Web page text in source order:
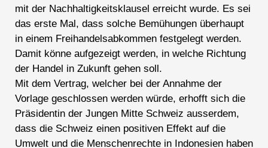
mit der Nachhaltigkeitsklausel erreicht wurde. Es sei
das erste Mal, dass solche Bemühungen überhaupt
in einem Freihandelsabkommen festgelegt werden.
Damit könne aufgezeigt werden, in welche Richtung
der Handel in Zukunft gehen soll.
Mit dem Vertrag, welcher bei der Annahme der
Vorlage geschlossen werden würde, erhofft sich die
Präsidentin der Jungen Mitte Schweiz ausserdem,
dass die Schweiz einen positiven Effekt auf die
Umwelt und die Menschenrechte in Indonesien haben